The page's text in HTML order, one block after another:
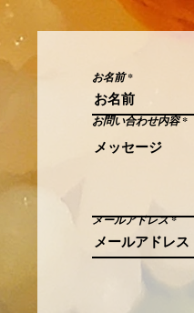
お名前
お問い合わせ内容
メールアドレス